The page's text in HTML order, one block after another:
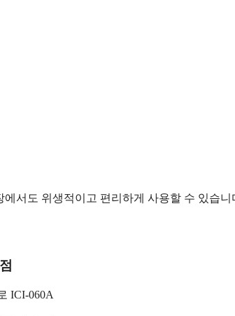
서도 위생적이고 편리하게 사용할 수 있습니
ICI-060A